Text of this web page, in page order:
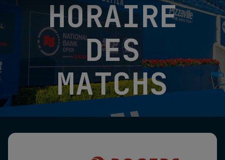
HORAIRE
DES
MATCHS